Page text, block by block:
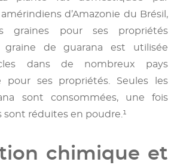
d’Amazonie du Brésil,
graines pour ses propriétés
graine de guarana est utilisée
dans de nombreux pays
pour ses propriétés. Seules les
sont consommées, une fois
sont réduites en poudre.¹
chimique et